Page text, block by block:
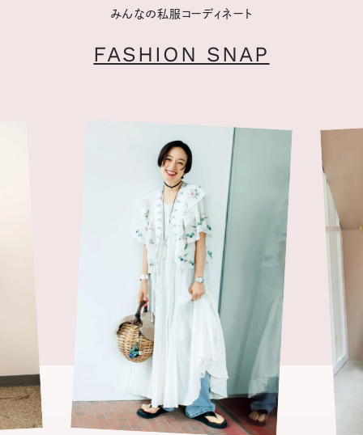
みんなの私服コーディネート
FASHION SNAP